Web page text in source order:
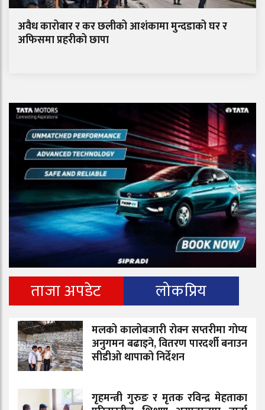
अवैध कारोबार र कर छलीको आशंकामा मुन्दडाको घर र
अफिसमा प्रहरीको छापा
ताजा अपडेट लोकप्रिय
मलको कालोबजारी रोक्न सप्तरीमा गोप्य
अनुगमन बढाइने, वितरण पारदर्शी बनाउन
सीडीओ थापाको निर्देशन
गृहमन्त्री गुरुङ र मृतक रविन्द्र मेहताका